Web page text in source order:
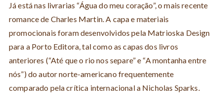
Já está nas livrarias “Água do meu coração”, o mais recente
romance de Charles Martin. A capa e materiais
promocionais foram desenvolvidos pela Matrioska Design
para a Porto Editora, tal como as capas dos livros
anteriores (“Até que o rio nos separe” e “A montanha entre
nós”) do autor norte-americano frequentemente
comparado pela crítica internacional a Nicholas Sparks.